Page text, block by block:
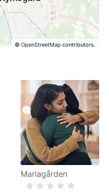
©OpenStreetMap contributors.
Mariagården